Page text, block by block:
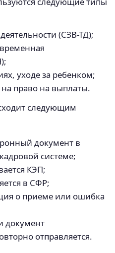
(СЗВ-ТД);
уходе за ребенком;
право на выплаты.
следующим
документ в
системе;
КЭП;
в СФР;
о приеме или ошибка
документ
отправляется.